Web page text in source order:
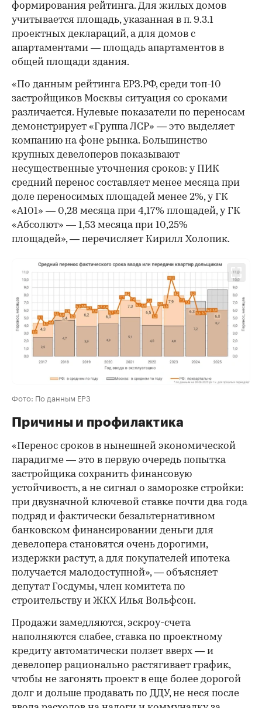
формирования рейтинга. Для жилых домов
учитывается площадь, указанная в п. 9.3.1
проектных деклараций, а для домов с
апартаментами — площадь апартаментов в
общей площади здания.
«По данным рейтинга ЕРЗ.РФ, среди топ-10
застройщиков Москвы ситуация со сроками
различается. Нулевые показатели по переносам
демонстрирует «Группа ЛСР» — это выделяет
компанию на фоне рынка. Большинство
крупных девелоперов показывают
несущественные уточнения сроков: у ПИК
средний перенос составляет менее месяца при
доле переносимых площадей менее 2%, у ГК
«А101» — 0,28 месяца при 4,17% площадей, у ГК
«Абсолют» — 1,53 месяца при 10,25%
площадей», — перечисляет Кирилл Холопик.
Фото: По данным ЕРЗ
Причины и профилактика
«Перенос сроков в нынешней экономической
парадигме — это в первую очередь попытка
застройщика сохранить финансовую
устойчивость, а не сигнал о заморозке стройки:
при двузначной ключевой ставке почти два года
подряд и фактически безальтернативном
банковском финансировании деньги для
девелопера становятся очень дорогими,
издержки растут, а для покупателей ипотека
получается малодоступной», — объясняет
депутат Госдумы, член комитета по
строительству и ЖКХ Илья Вольфсон.
Продажи замедляются, эскроу-счета
наполняются слабее, ставка по проектному
кредиту автоматически ползет вверх — и
девелопер рационально растягивает график,
чтобы не загонять проект в еще более дорогой
долг и дольше продавать по ДДУ, не неся после